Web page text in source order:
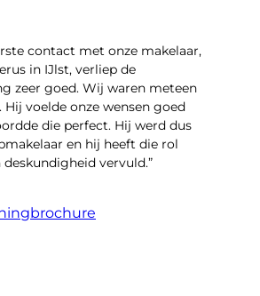
contact met onze makelaar,
in IJlst, verliep de
zeer goed. Wij waren meteen
voelde onze wensen goed
die perfect. Hij werd dus
en hij heeft die rol
vervuld.”